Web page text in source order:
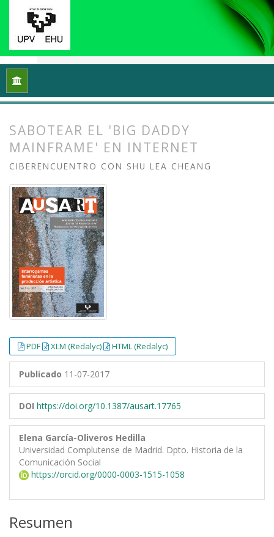
Inicio
SABOTEAR EL 'BIG DADDY
MAINFRAME' EN INTERNET
CIBERENCUENTRO CON SHU LEA CHEANG
PDF XLM (Redalyc) HTML (Redalyc)
Publicado 11-07-2017
DOI https://doi.org/10.1387/ausart.17765
Elena García-Oliveros Hedilla
Universidad Complutense de Madrid. Dpto. Historia de la
Comunicación Social
https://orcid.org/0000-0003-1515-1058
Resumen